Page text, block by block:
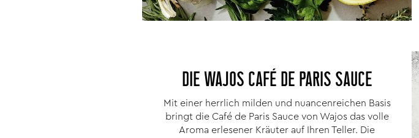
DIE WAJOS CAFÉ DE PARIS SAUCE
Mit einer herrlich milden und nuancenreichen Basis
bringt die Café de Paris Sauce von Wajos das volle
Aroma erlesener Kräuter auf Ihren Teller. Die